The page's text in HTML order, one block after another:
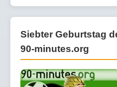
Siebter Geburtstag
90-minutes.org